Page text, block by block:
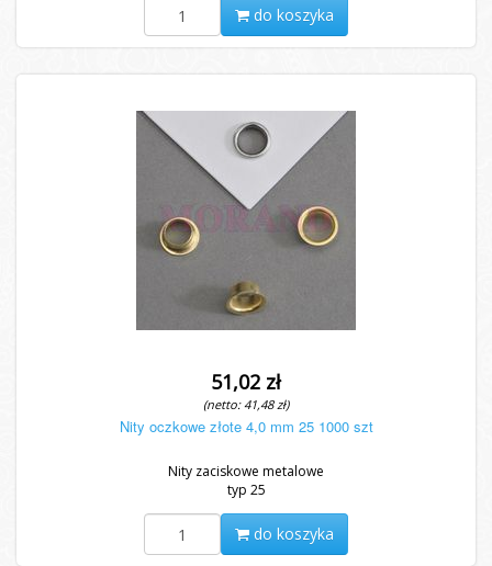
do koszyka
51,02 zł
(netto: 41,48 zł)
Nity oczkowe złote 4,0 mm 25 1000 szt
Nity zaciskowe metalowe
typ 25
do koszyka